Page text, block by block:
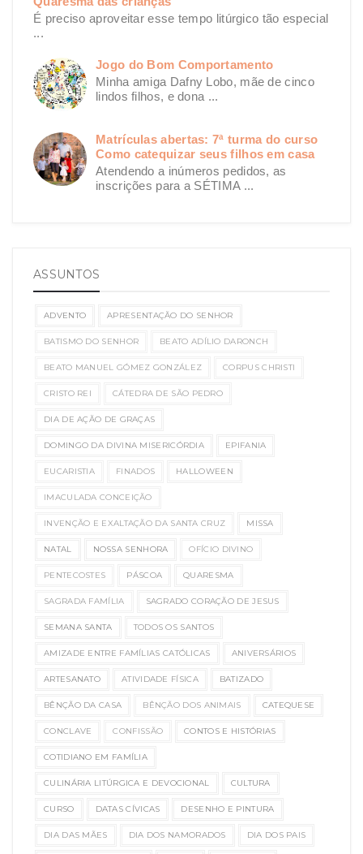
É preciso aproveitar esse tempo litúrgico tão especial
...
Jogo do Bom Comportamento
Minha amiga Dafny Lobo, mãe de cinco
lindos filhos, e dona ...
Matrículas abertas: 7ª turma do curso
Como catequizar seus filhos em casa
Atendendo a inúmeros pedidos, as
inscrições para a SÉTIMA ...
ASSUNTOS
ADVENTO APRESENTAÇÃO DO SENHOR
BATISMO DO SENHOR BEATO ADÍLIO DARONCH
BEATO MANUEL GÓMEZ GONZÁLEZ CORPUS CHRISTI
CRISTO REI CÁTEDRA DE SÃO PEDRO
DIA DE AÇÃO DE GRAÇAS
DOMINGO DA DIVINA MISERICÓRDIA EPIFANIA
EUCARISTIA FINADOS HALLOWEEN
IMACULADA CONCEIÇÃO
INVENÇÃO E EXALTAÇÃO DA SANTA CRUZ MISSA
NATAL NOSSA SENHORA OFÍCIO DIVINO
PENTECOSTES PÁSCOA QUARESMA
SAGRADA FAMÍLIA SAGRADO CORAÇÃO DE JESUS
SEMANA SANTA TODOS OS SANTOS
AMIZADE ENTRE FAMÍLIAS CATÓLICAS ANIVERSÁRIOS
ARTESANATO ATIVIDADE FÍSICA BATIZADO
BÊNÇÃO DA CASA BÊNÇÃO DOS ANIMAIS CATEQUESE
CONCLAVE CONFISSÃO CONTOS E HISTÓRIAS
COTIDIANO EM FAMÍLIA
CULINÁRIA LITÚRGICA E DEVOCIONAL CULTURA
CURSO DATAS CÍVICAS DESENHO E PINTURA
DIA DAS MÃES DIA DOS NAMORADOS DIA DOS PAIS